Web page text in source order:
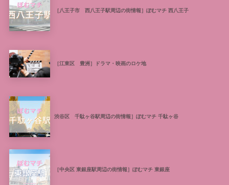
［八王子市 西八王子駅周辺の街情報］ぽむマチ 西八王子
［江東区 豊洲］ドラマ・映画のロケ地
渋谷区 千駄ヶ谷駅周辺の街情報］ぽむマチ 千駄ヶ谷
［中央区 東銀座駅周辺の街情報］ぽむマチ 東銀座